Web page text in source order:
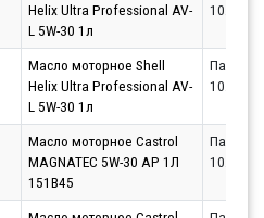
Helix Ultra Professional AV-
L 5W-30 1л
Масло моторное Shell
Helix Ultra Professional AV-
L 5W-30 1л
Партнёр
Масло моторное Castrol
MAGNATEC 5W-30 AP 1Л
151B45
Партнёр